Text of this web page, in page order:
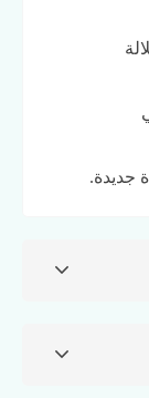
جديدة.